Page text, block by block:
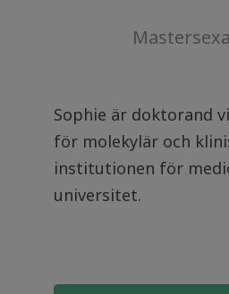
Sophie är doktorand
för molekylär och
institutionen för
universitet.